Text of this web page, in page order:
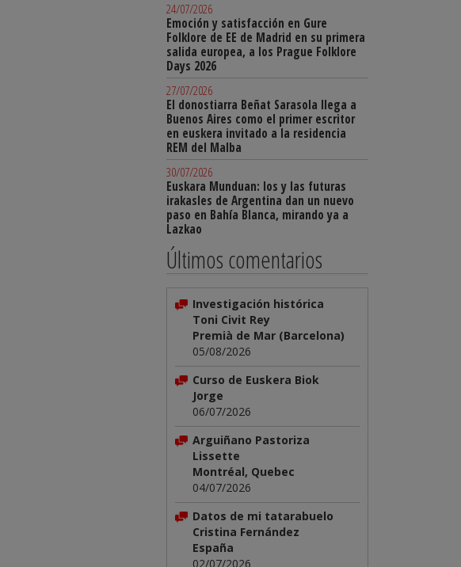
24/07/2026
Emoción y satisfacción en Gure
Folklore de EE de Madrid en su primera
salida europea, a los Prague Folklore
Days 2026
27/07/2026
El donostiarra Beñat Sarasola llega a
Buenos Aires como el primer escritor
en euskera invitado a la residencia
REM del Malba
30/07/2026
Euskara Munduan: los y las futuras
irakasles de Argentina dan un nuevo
paso en Bahía Blanca, mirando ya a
Lazkao
Últimos comentarios
Investigación histórica
Toni Civit Rey
Premià de Mar (Barcelona)
05/08/2026
Curso de Euskera Biok
Jorge
06/07/2026
Arguiñano Pastoriza
Lissette
Montréal, Quebec
04/07/2026
Datos de mi tatarabuelo
Cristina Fernández
España
02/07/2026